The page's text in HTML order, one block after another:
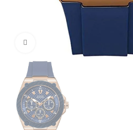
Click to enlarge